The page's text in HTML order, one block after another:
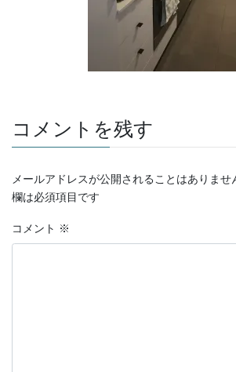
コメントを残す
メールアドレスが公開されることはありませ
欄は必須項目です
コメント ※